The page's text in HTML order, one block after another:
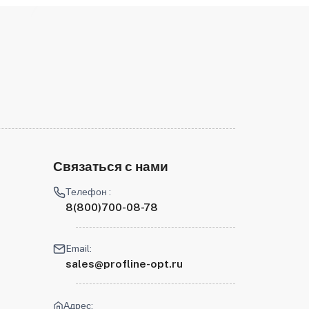
Связаться с нами
Телефон :
8(800)700-08-78
Email:
sales@profline-opt.ru
Адрес: